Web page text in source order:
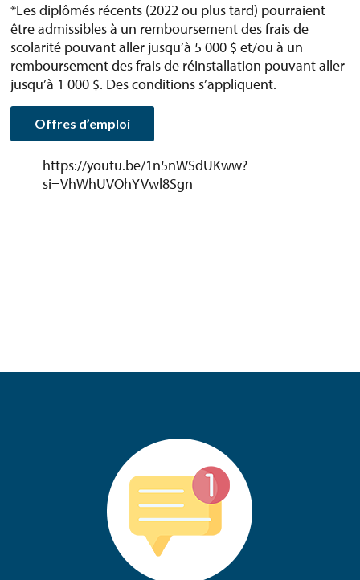
*Les diplômés récents (2022 ou plus tard) pourraient
être admissibles à un remboursement des frais de
scolarité pouvant aller jusqu’à 5 000 $ et/ou à un
remboursement des frais de réinstallation pouvant aller
jusqu’à 1 000 $. Des conditions s’appliquent.
Offres d’emploi
https://youtu.be/1n5nWSdUKww?
si=VhWhUVOhYVwl8Sgn